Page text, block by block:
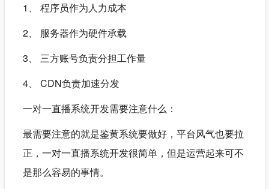
1、 程序员作为人力成本
2、 服务器作为硬件承载
3、 三方账号负责分担工作量
4、 CDN负责加速分发
一对一直播系统开发需要注意什么：
最需要注意的就是鉴黄系统要做好，平台风气也要拉
正，一对一直播系统开发很简单，但是运营起来可不
是那么容易的事情。